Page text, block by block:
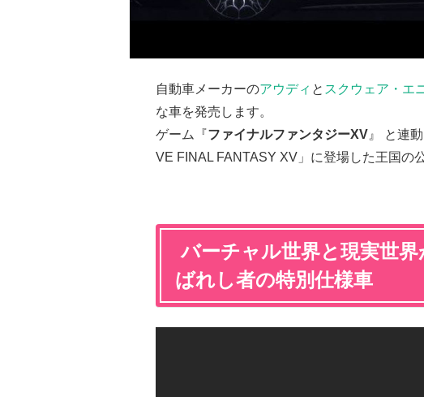
自動車メーカーのアウディ と スクウェア・エ
な車を発売します。
ゲーム『ファイナルファンタジーXV 』 と連
VE FINAL FANTASY XV」に登場した王国の
バーチャル世界と現実世
ばれし者の特別仕様車